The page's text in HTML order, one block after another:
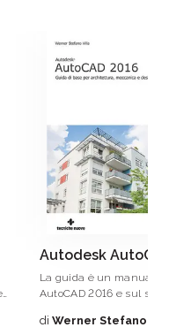
velocità. Dal 2008 si
nei settori
Autodesk
La guida è un manuale
AutoCAD 2016 e sul
(Computer Aided
di Werner Stefano